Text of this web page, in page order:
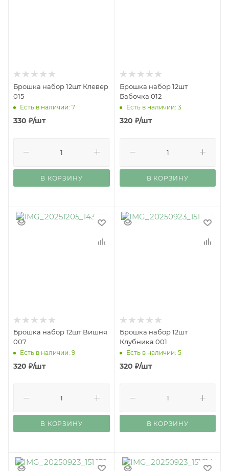
Брошка набор 12шт Клевер
015
Есть в наличии: 7
330 ₽/шт
В КОРЗИНУ
Брошка набор 12шт
Бабочка 012
Есть в наличии: 3
320 ₽/шт
В КОРЗИНУ
Брошка набор 12шт Вишня
007
Есть в наличии: 9
320 ₽/шт
В КОРЗИНУ
Брошка набор 12шт
Клубника 001
Есть в наличии: 5
320 ₽/шт
В КОРЗИНУ